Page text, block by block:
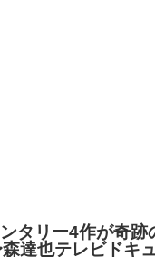
タリー4作が奇跡
達也テレビドキ